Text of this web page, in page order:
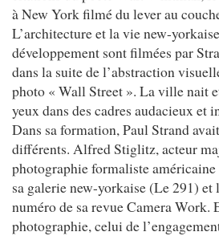
à New York filmé du lever au
L’architecture et la vie new-
développement sont filmées par
dans la suite de l’abstraction
photo « Wall Street ». La ville nait
yeux dans des cadres audacieux et
Dans sa formation, Paul Strand
différents. Alfred Stiglitz, acteur
photographie formaliste
sa galerie new-yorkaise (Le 291) et
numéro de sa revue Camera Work.
photographie, celui de